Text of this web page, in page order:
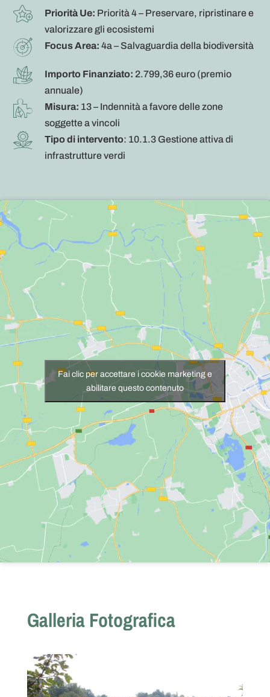
Priorità Ue: Priorità 4 – Preservare, ripristinare e
valorizzare gli ecosistemi
Focus Area: 4a – Salvaguardia della biodiversità
Importo Finanziato: 2.799,36 euro (premio
annuale)
Misura: 13 – Indennità a favore delle zone
soggette a vincoli
Tipo di intervento: 10.1.3 Gestione attiva di
infrastrutture verdi
Fai clic per accettare i cookie marketing e
abilitare questo contenuto
Galleria Fotografica